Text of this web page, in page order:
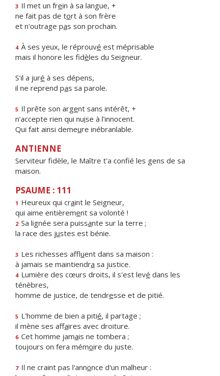
3 Il met un frein à sa langue, +
ne fait pas de tort à son frère
et n'outrage pas son prochain.
4 À ses yeux, le réprouvé est méprisable
mais il honore les fidèles du Seigneur.
S'il a juré à ses dépens,
il ne reprend pas sa parole.
5 Il prête son argent sans intérêt, +
n'accepte rien qui nuise à l'innocent.
Qui fait ainsi demeure inébranlable.
ANTIENNE
Serviteur fidèle, le Maître t'a confié les gens de sa
maison.
PSAUME : 111
1 Heureux qui craint le Seigneur,
qui aime entièrement sa volonté !
2 Sa lignée sera puissante sur la terre ;
la race des justes est bénie.
3 Les richesses affluent dans sa maison :
à jamais se maintiendra sa justice.
4 Lumière des cœurs droits, il s'est levé dans les
ténèbres,
homme de justice, de tendresse et de pitié.
5 L'homme de bien a pitié, il partage ;
il mène ses affaires avec droiture.
6 Cet homme jamais ne tombera ;
toujours on fera mémoire du juste.
7 Il ne craint pas l'annonce d'un malheur :